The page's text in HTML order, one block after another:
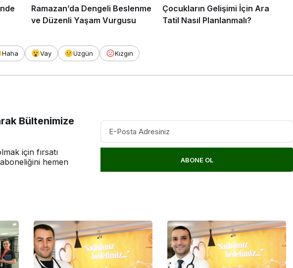
Ramazan’da Dengeli Beslenme
ve Düzenli Yaşam Vurgusu
Çocukların Gelişimi İçin Ara
Tatil Nasıl Planlanmalı?
Haha Vay Üzgün Kızgın
Bültenimize
için fırsatı
hemen
ABONE OL